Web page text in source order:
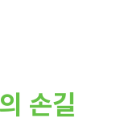
손길